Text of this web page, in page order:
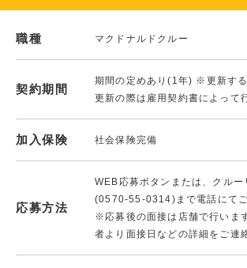
職種 マクドナルドクルー
契約期間
期間の定めあり(1年) ※更新する
更新の際は雇用契約書によって
加入保険 社会保険完備
応募方法
WEB応募ボタンまたは、クルー
(0570-55-0314)まで電話にてご
※応募後の面接は店舗で行いま
者より面接日などの詳細をご連